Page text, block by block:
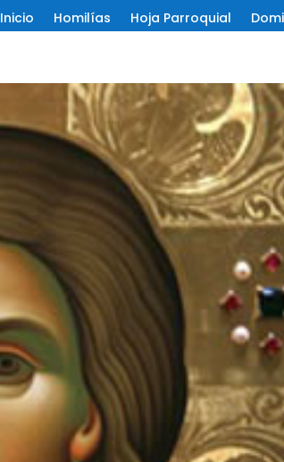
Inicio Homilías Hoja Parroquial